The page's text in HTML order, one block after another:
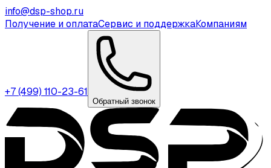
info@dsp-shop.ru
Получение и оплатаСервис и поддержкаКомпаниям
+7 (499) 110-23-61
Обратный звонок